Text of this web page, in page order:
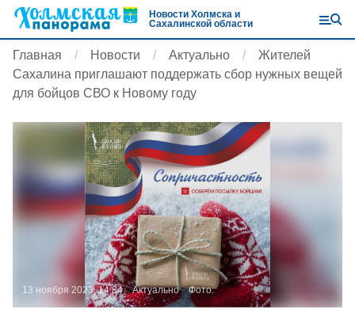
Новости Холмска и
Сахалинской области
Главная Новости Актуально
Жителей
Сахалина приглашают поддержать сбор нужных вещей
для бойцов СВО к Новому году
13 ноября 2023, 14:34 Актуально Фото: